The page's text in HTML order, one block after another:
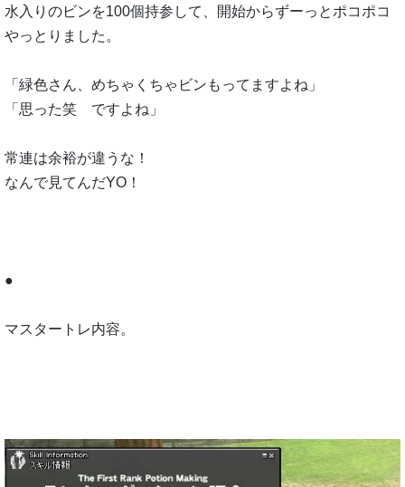
水入りのビンを100個持参して、開始からずーっとポコポコ
やっとりました。
「緑色さん、めちゃくちゃビンもってますよね」
「思った笑 ですよね」
常連は余裕が違うな！
なんで見てんだYO！
●
マスタートレ内容。